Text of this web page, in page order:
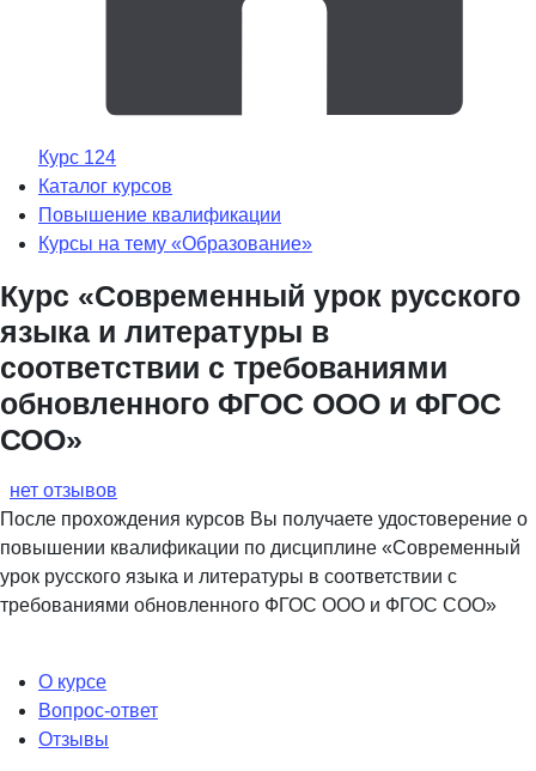
Курс 124
Каталог курсов
Повышение квалификации
Курсы на тему «Образование»
Курс «Современный урок русского
языка и литературы в
соответствии с требованиями
обновленного ФГОС ООО и ФГОС
СОО»
нет отзывов
После прохождения курсов Вы получаете удостоверение о
повышении квалификации по дисциплине «Современный
урок русского языка и литературы в соответствии с
требованиями обновленного ФГОС ООО и ФГОС СОО»
О курсе
Вопрос-ответ
Отзывы